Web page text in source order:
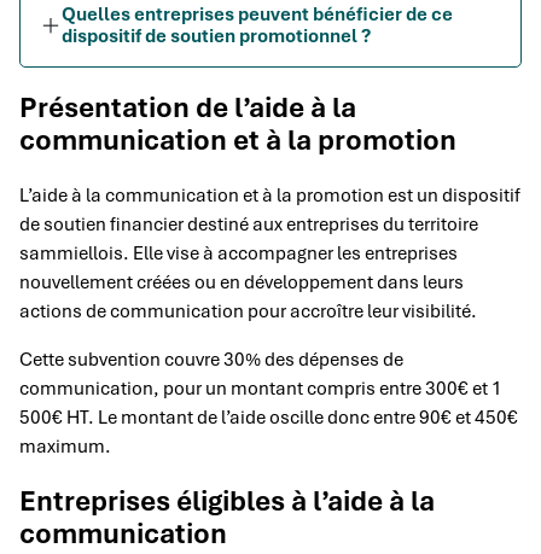
Quelles entreprises peuvent bénéficier de ce
dispositif de soutien promotionnel ?
Présentation de l’aide à la
communication et à la promotion
L’aide à la communication et à la promotion est un dispositif
de soutien financier destiné aux entreprises du territoire
sammiellois. Elle vise à accompagner les entreprises
nouvellement créées ou en développement dans leurs
actions de communication pour accroître leur visibilité.
Cette subvention couvre 30% des dépenses de
communication, pour un montant compris entre 300€ et 1
500€ HT. Le montant de l’aide oscille donc entre 90€ et 450€
maximum.
Entreprises éligibles à l’aide à la
communication